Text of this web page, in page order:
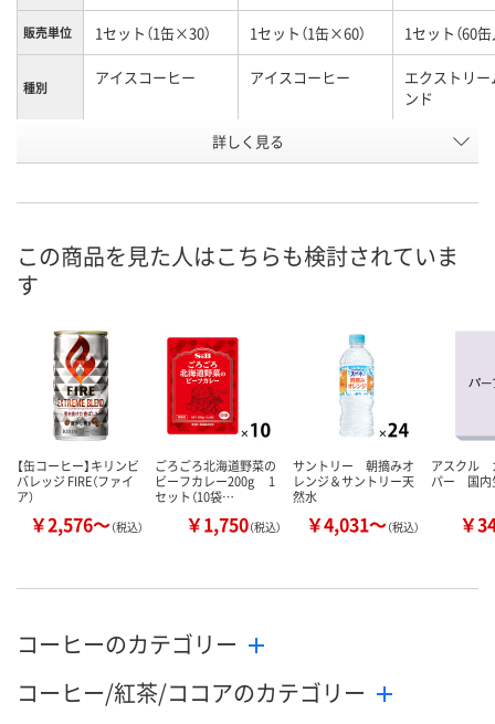
販売単位 1セット（1缶×30） 1セット（1缶×60） 1セット（60缶
種別 アイスコーヒー アイスコーヒー
エクストリ
ンド
EW44675 3399630
した
詳しく見る
この商品を見た人はこちらも検討されていま
す
【缶コーヒー】キリンビ
バレッジ FIRE（ファイ
ア）
￥2,576～（税込）
ごろごろ北海道野菜の
ビーフカレー200g 1
セット（10袋…
￥1,750（税込）
サントリー 朝摘みオ
レンジ＆サントリー天
然水
￥4,031～（税込）
アスクル
パー 国内
￥
コーヒーのカテゴリー
コーヒー/紅茶/ココアのカテゴリー